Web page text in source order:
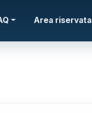
Area riservata